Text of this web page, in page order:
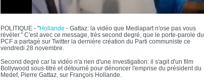
POLITIQUE - "Hollande - Gattaz: la vidéo que Mediapart n'ose pas vous
révéler." C'est avec ce message, très second degré, que le porte-parole du
PCF a partagé sur Twitter la dernière création du Parti communiste ce
vendredi 28 novembre.
Second degré car la vidéo n'a rien d'une investigation: il s'agit d'un film
Bollywood sous-titré et détourné pour dénoncer l'emprise du président du
Medef, Pierre Gattaz, sur François Hollande.